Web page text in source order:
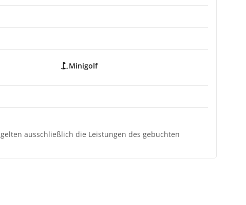
Minigolf
ausschließlich die Leistungen des gebuchten